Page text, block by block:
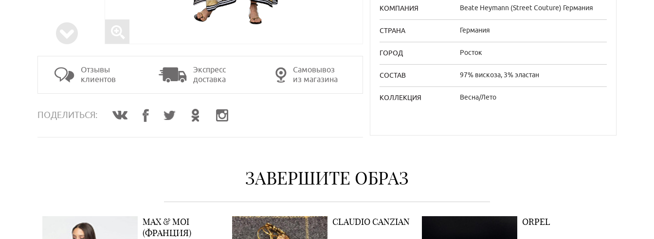
Отзывы
клиентов
Экспресс
доставка
Самовывоз
из магазина
ПОДЕЛИТЬСЯ: >
52
46/5
КОМПАНИЯ Beate Нeymann (Street Couture) Германия
СТРАНА Германия
ГОРОД Росток
СОСТАВ 97% вискоза, 3% эластан
КОЛЛЕКЦИЯ Весна/Лето
ЗАВЕРШИТЕ ОБРАЗ
MAX & MOI
(ФРАНЦИЯ)
CLAUDIO CANZIAN ORPEL